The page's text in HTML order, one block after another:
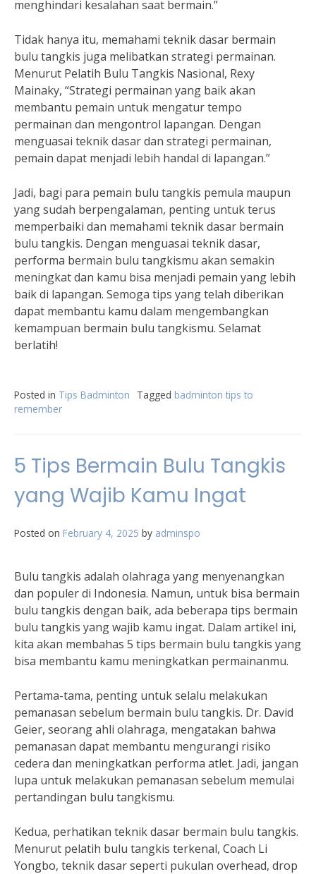
menghindari kesalahan saat bermain.”
Tidak hanya itu, memahami teknik dasar bermain
bulu tangkis juga melibatkan strategi permainan.
Menurut Pelatih Bulu Tangkis Nasional, Rexy
Mainaky, “Strategi permainan yang baik akan
membantu pemain untuk mengatur tempo
permainan dan mengontrol lapangan. Dengan
menguasai teknik dasar dan strategi permainan,
pemain dapat menjadi lebih handal di lapangan.”
Jadi, bagi para pemain bulu tangkis pemula maupun
yang sudah berpengalaman, penting untuk terus
memperbaiki dan memahami teknik dasar bermain
bulu tangkis. Dengan menguasai teknik dasar,
performa bermain bulu tangkismu akan semakin
meningkat dan kamu bisa menjadi pemain yang lebih
baik di lapangan. Semoga tips yang telah diberikan
dapat membantu kamu dalam mengembangkan
kemampuan bermain bulu tangkismu. Selamat
berlatih!
Posted in Tips Badminton Tagged badminton tips to
remember
5 Tips Bermain Bulu Tangkis
yang Wajib Kamu Ingat
Posted on February 4, 2025 by adminspo
Bulu tangkis adalah olahraga yang menyenangkan
dan populer di Indonesia. Namun, untuk bisa bermain
bulu tangkis dengan baik, ada beberapa tips bermain
bulu tangkis yang wajib kamu ingat. Dalam artikel ini,
kita akan membahas 5 tips bermain bulu tangkis yang
bisa membantu kamu meningkatkan permainanmu.
Pertama-tama, penting untuk selalu melakukan
pemanasan sebelum bermain bulu tangkis. Dr. David
Geier, seorang ahli olahraga, mengatakan bahwa
pemanasan dapat membantu mengurangi risiko
cedera dan meningkatkan performa atlet. Jadi, jangan
lupa untuk melakukan pemanasan sebelum memulai
pertandingan bulu tangkismu.
Kedua, perhatikan teknik dasar bermain bulu tangkis.
Menurut pelatih bulu tangkis terkenal, Coach Li
Yongbo, teknik dasar seperti pukulan overhead, drop